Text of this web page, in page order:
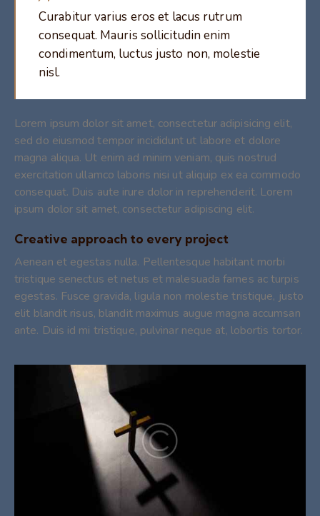
Curabitur varius eros et lacus rutrum
consequat. Mauris sollicitudin enim
condimentum, luctus justo non, molestie
nisl.
Lorem ipsum dolor sit amet, consectetur adipisicing elit,
sed do eiusmod tempor incididunt ut labore et dolore
magna aliqua. Ut enim ad minim veniam, quis nostrud
exercitation ullamco laboris nisi ut aliquip ex ea commodo
consequat. Duis aute irure dolor in reprehenderit. Lorem
ipsum dolor sit amet, consectetur adipiscing elit.
Creative approach to every project
Aenean et egestas nulla. Pellentesque habitant morbi
tristique senectus et netus et malesuada fames ac turpis
egestas. Fusce gravida, ligula non molestie tristique, justo
elit blandit risus, blandit maximus augue magna accumsan
ante. Duis id mi tristique, pulvinar neque at, lobortis tortor.